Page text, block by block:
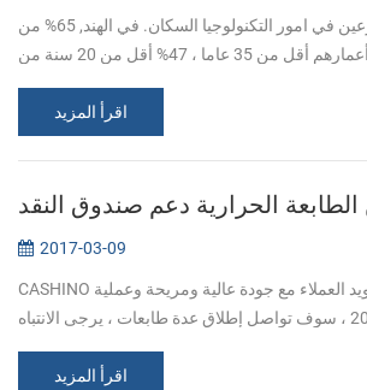
الهند لديها وجود البارعين في امور التكنولوجيا السكان. في الهند, 65% من
السكان الذين تتراوح أعمارهم أقل من 35 عاما ، 47% أقل من 20 سنة من
اقرأ المزيد
2017-03-09
CASHINO دائما ملتزمة بتزويد العملاء مع جودة عالية ومريحة وعملية
الطابعة. في عام 2017 ، سوف تواصل إطلاق عدة طابعات ، يرجى الانتباه
اقرأ المزيد